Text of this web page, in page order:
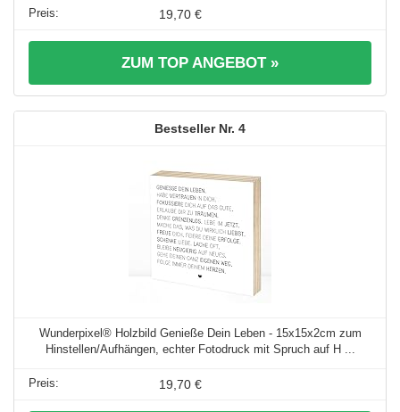
19,70 €
ZUM TOP ANGEBOT »
4
Wunderpixel® Holzbild Genieße Dein Leben - 15x15x2cm zum
Hinstellen/Aufhängen, echter Fotodruck mit Spruch auf H ...
19,70 €